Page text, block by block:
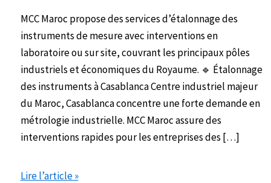
MCC Maroc propose des services d’étalonnage des
instruments de mesure avec interventions en
laboratoire ou sur site, couvrant les principaux pôles
industriels et économiques du Royaume. 🔹 Étalonnage
des instruments à Casablanca Centre industriel majeur
du Maroc, Casablanca concentre une forte demande en
métrologie industrielle. MCC Maroc assure des
interventions rapides pour les entreprises des […]
Étalonnage
Lire l’article »